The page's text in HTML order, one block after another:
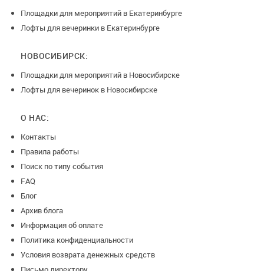
Площадки для мероприятий в Екатеринбурге
Лофты для вечеринки в Екатеринбурге
НОВОСИБИРСК:
Площадки для мероприятий в Новосибирске
Лофты для вечеринок в Новосибирске
О НАС:
Контакты
Правила работы
Поиск по типу события
FAQ
Блог
Архив блога
Информация об оплате
Политика конфиденциальности
Условия возврата денежных средств